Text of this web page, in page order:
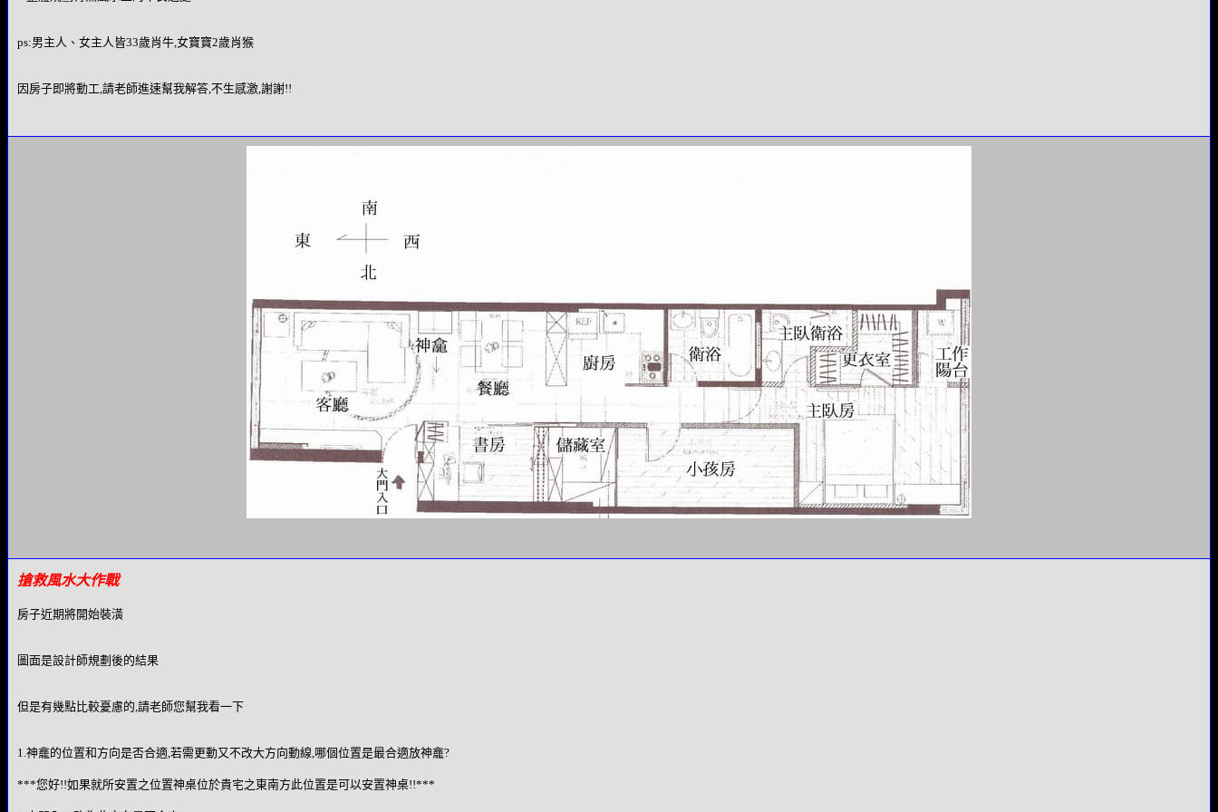
ps:男主人、女主人皆33歲肖牛,女寶寶2歲肖猴
因房子即將動工,請老師進速幫我解答,不生感激,謝謝!!
搶救風水大作戰
房子近期將開始裝潢
圖面是設計師規劃後的結果
但是有幾點比較憂慮的,請老師您幫我看一下
1.神龕的位置和方向是否合適,若需更動又不改大方向動線,哪個位置是最合適放神龕?
***您好!!如果就所安置之位置神桌位於貴宅之東南方此位置是可以安置神桌!!***